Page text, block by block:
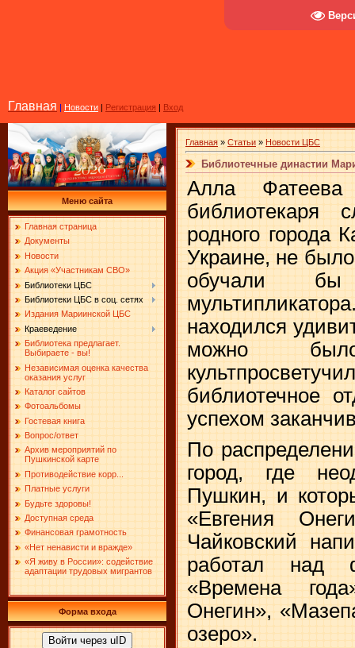
Главная | Новости | Регистрация | Вход
Меню сайта
Главная страница
Документы
Новости
Акция «Участникам СВО»
Библиотеки ЦБС
Библиотеки ЦБС в соц. сетях
Издания Мариинской ЦБС
Краеведение
Библиотека предлагает.
Выбираете - вы!
Независимая оценка качества
оказания услуг
Каталог сайтов
Фотоальбомы
Гостевая книга
Вопрос/ответ
Архив мероприятий по
Пушкинской карте
Противодействие корр...
Платные услуги
Будьте здоровы!
Доступная среда
Финансовая грамотность
«Нет ненависти и вражде»
«Я живу в России»: содействие
адаптации трудовых мигрантов
Форма входа
Войти через uID
Главная » Статьи » Новости ЦБС
Библиотечные династии
Алла
библиотекаря
родного города
Украине, не
обучали
находился
можно
библиотечное
успехом
По
город, где
Пушкин, и
«Евгения
Чайковский
работал над
«Времена
Онегин»,
озеро».